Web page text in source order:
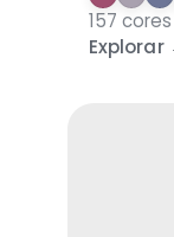
157
Explorar